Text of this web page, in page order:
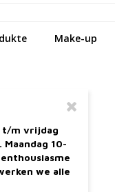
Make-up
t/m vrijdag
10-
we alle